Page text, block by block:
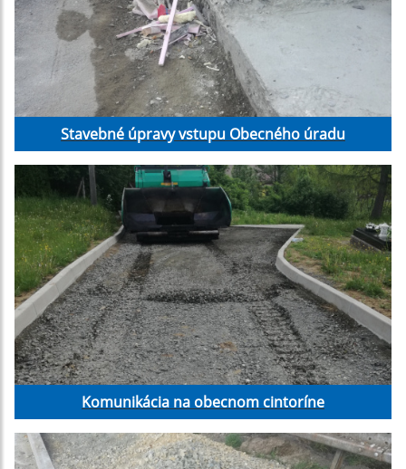
Stavebné úpravy vstupu Obecného úradu
Komunikácia na obecnom cintoríne